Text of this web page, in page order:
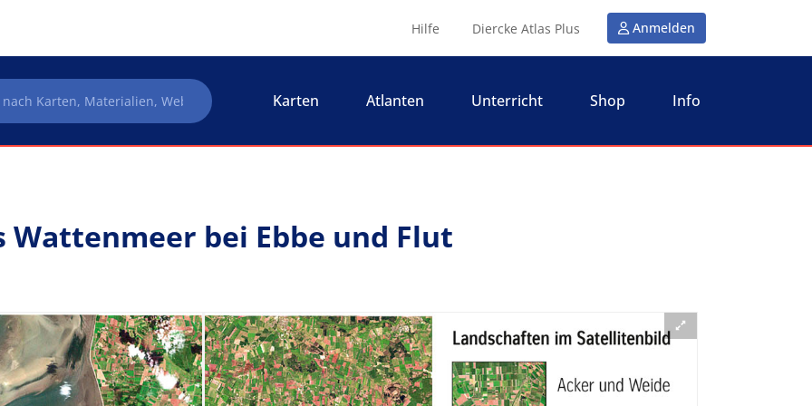
Hilfe Diercke Atlas Plus Anmelden
Karten Atlanten Unterricht Shop Info
Wattenmeer bei Ebbe und Flut